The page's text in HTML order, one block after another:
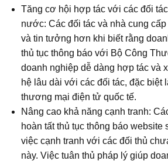
Tăng cơ hội hợp tác với các đối
nước: Các đối tác và nhà cung
và tin tưởng hơn khi biết rằng
thủ tục thông báo với Bộ Công
doanh nghiệp dễ dàng hợp tác và
hệ lâu dài với các đối tác, đặc biệt
thương mại điện tử quốc tế.
Nâng cao khả năng cạnh tranh:
hoàn tất thủ tục thông báo website
việc cạnh tranh với các đối thủ
này. Việc tuân thủ pháp lý giúp